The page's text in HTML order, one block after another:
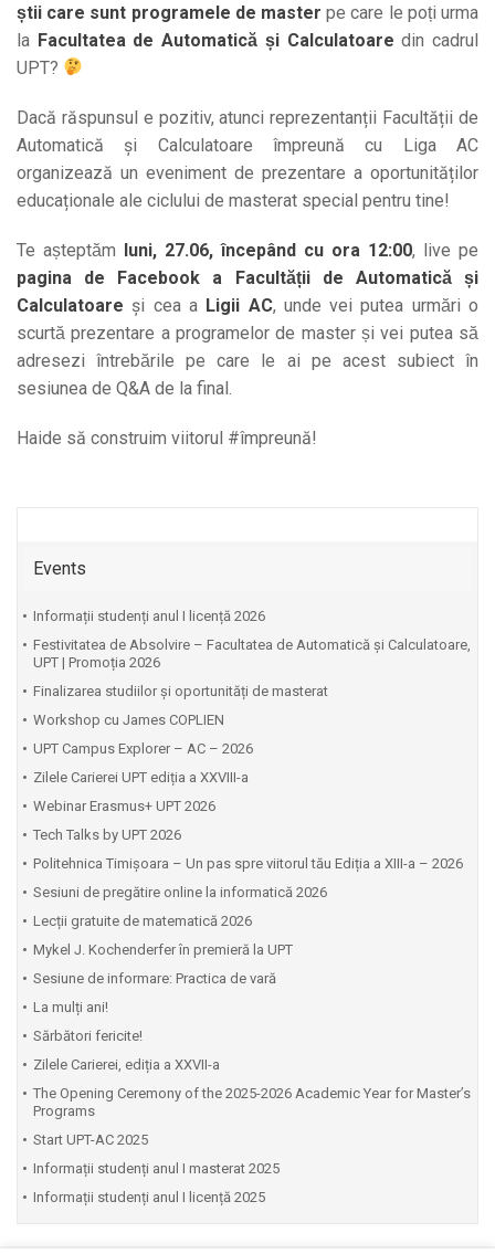
știi care sunt programele de master pe care le poți urma
la Facultatea de Automatică și Calculatoare din cadrul
UPT?
Dacă răspunsul e pozitiv, atunci reprezentanții Facultății de
Automatică și Calculatoare împreună cu Liga AC
organizează un eveniment de prezentare a oportunităților
educaționale ale ciclului de masterat special pentru tine!
Te așteptăm luni, 27.06, începând cu ora 12:00, live pe
pagina de Facebook a Facultății de Automatică și
Calculatoare și cea a Ligii AC, unde vei putea urmări o
scurtă prezentare a programelor de master și vei putea să
adresezi întrebările pe care le ai pe acest subiect în
sesiunea de Q&A de la final.
Haide să construim viitorul #împreună!
Events
Informații studenți anul I licență 2026
Festivitatea de Absolvire – Facultatea de Automatică și Calculatoare,
UPT | Promoția 2026
Finalizarea studiilor și oportunități de masterat
Workshop cu James COPLIEN
UPT Campus Explorer – AC – 2026
Zilele Carierei UPT ediția a XXVIII-a
Webinar Erasmus+ UPT 2026
Tech Talks by UPT 2026
Politehnica Timișoara – Un pas spre viitorul tău Ediția a XIII-a – 2026
Sesiuni de pregătire online la informatică 2026
Lecții gratuite de matematică 2026
Mykel J. Kochenderfer în premieră la UPT
Sesiune de informare: Practica de vară
La mulți ani!
Sărbători fericite!
Zilele Carierei, ediția a XXVII-a
The Opening Ceremony of the 2025-2026 Academic Year for Master’s
Programs
Start UPT-AC 2025
Informații studenți anul I masterat 2025
Informații studenți anul I licență 2025